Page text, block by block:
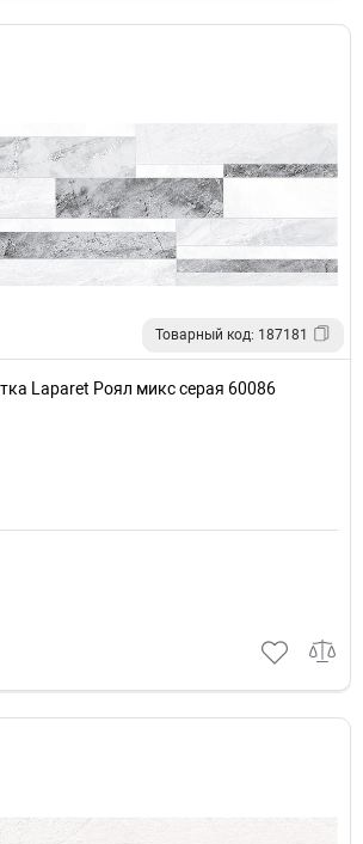
Товарный код: 187181
Laparet Роял микс серая 60086